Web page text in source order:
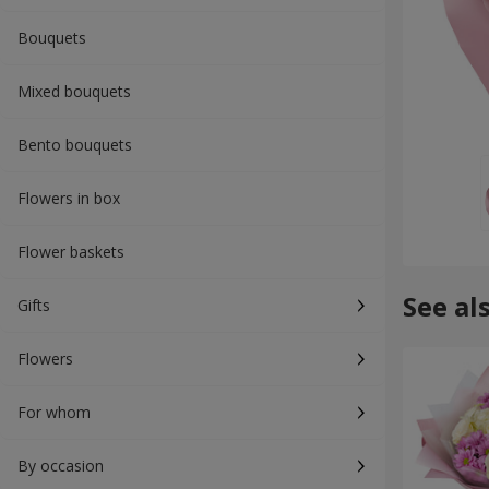
Bouquets
Mixed bouquets
Bento bouquets
Flowers in box
Flower baskets
Gifts
Flowers
For whom
By occasion
See